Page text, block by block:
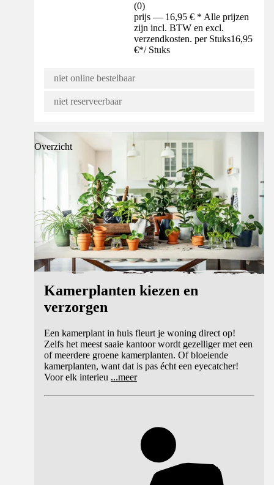
(0)
prijs — 16,95 € * Alle prijzen
zijn incl. BTW en excl.
verzendkosten. per Stuks16,95
€*/ Stuks
niet online bestelbaar
niet reserveerbaar
Overzicht
Kamerplanten kiezen en
verzorgen
Een kamerplant in huis fleurt je woning direct op!
Zelfs het meest saaie kantoor wordt gezelliger met een
of meerdere groene kamerplanten. Of bloeiende
kamerplanten, want dat is pas écht een eyecatcher!
Voor elk interieu ...meer